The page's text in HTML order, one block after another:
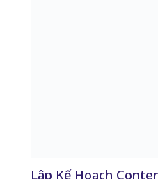
Lập Kế Hoạch